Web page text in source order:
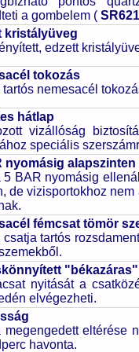
a gombelem (
kristályüveg
edzett
tokozás
tartós nemesacél
hátlap
vizállóság
speciális
nyomásig alapszinten
5 BAR nyomásig
de vizisportokhoz
fémcsat tömör
csatja tartós
nyitását a
elvégezheti.
megengedett eltérése
havonta.